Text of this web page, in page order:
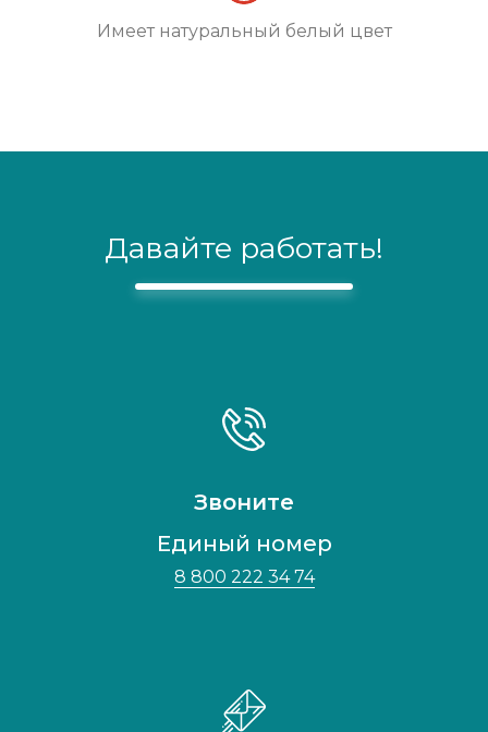
Имеет натуральный белый цвет
Давайте работать!
Звоните
Единый номер
8 800 222 34 74